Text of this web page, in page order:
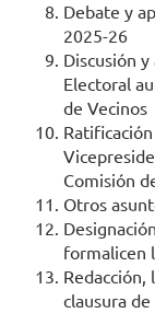
Debate y
2025-26
Discusión
Electoral
de Vecinos
Comisión
Otros
formalicen
Redacción,
clausura